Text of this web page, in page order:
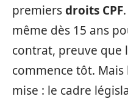
premiersdroits CPF
même dès 15 ans
contrat, preuve que
commence tôt.
mise : le cadre